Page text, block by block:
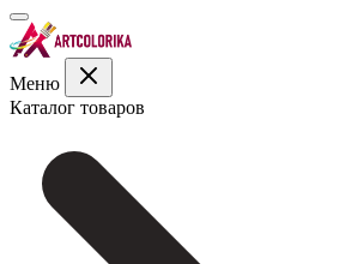
Меню
Каталог товаров